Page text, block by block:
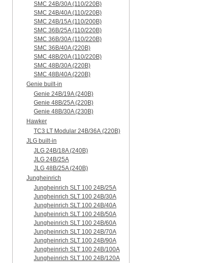
SMC 24B/30A (110/220B)
SMC 24B/40A (110/220B)
SMC 24B/15A (110/200B)
SMC 36B/25A (110/220B)
SMC 36B/30A (110/220B)
SMC 36B/40A (220B)
SMC 48B/20A (110/220B)
SMC 48B/30A (220B)
SMC 48B/40A (220B)
Genie built-in
Genie 24B/19A (240B)
Genie 48B/25A (220B)
Genie 48B/30A (230B)
Hawker
TC3 LT Modular 24В/36А (220B)
JLG built-in
JLG 24B/18A (240B)
JLG 24B/25A
JLG 48B/25A (240B)
Jungheinrich
Jungheinrich SLT 100 24B/25A
Jungheinrich SLT 100 24B/30A
Jungheinrich SLT 100 24B/40A
Jungheinrich SLT 100 24B/50A
Jungheinrich SLT 100 24B/60A
Jungheinrich SLT 100 24B/70A
Jungheinrich SLT 100 24B/90A
Jungheinrich SLT 100 24B/100A
Jungheinrich SLT 100 24B/120A